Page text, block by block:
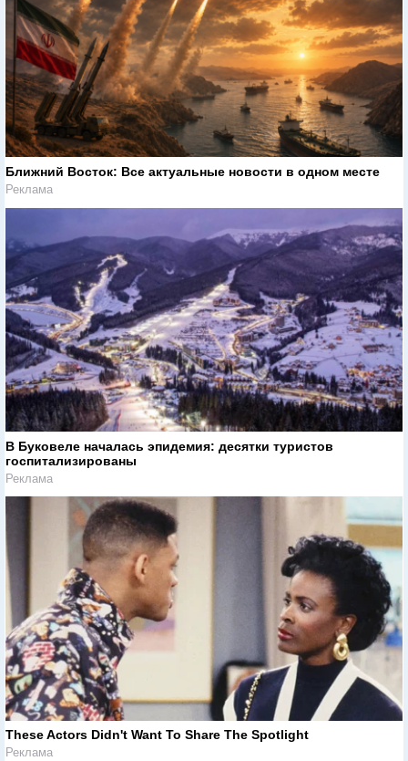
Ближний Восток: Все актуальные новости в одном месте
Реклама
В Буковеле началась эпидемия: десятки туристов
госпитализированы
Реклама
These Actors Didn't Want To Share The Spotlight
Реклама